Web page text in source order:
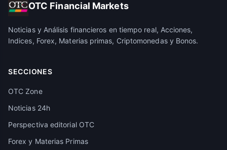
OTC Financial Markets
Noticias y Análisis financieros en tiempo real, Acciones,
Indices, Forex, Materias primas, Criptomonedas y Bonos.
SECCIONES
OTC Zone
Noticias 24h
Perspectiva editorial OTC
Forex y Materias Primas